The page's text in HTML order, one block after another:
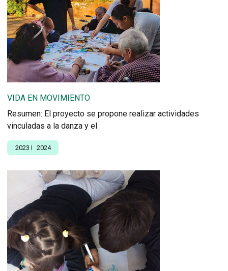
VIDA EN MOVIMIENTO
Resumen: El proyecto se propone realizar actividades
vinculadas a la danza y el
2023 I 2024